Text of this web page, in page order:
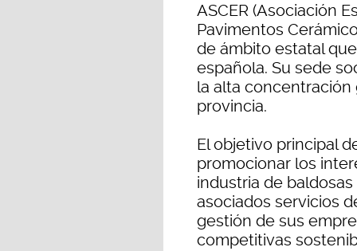
ASCER (Asociación
Pavimentos
de ámbito estatal
española. Su sede
la alta concentración
provincia.
El objetivo principal
promocionar los
industria de
asociados servicios
gestión de sus
competitivas